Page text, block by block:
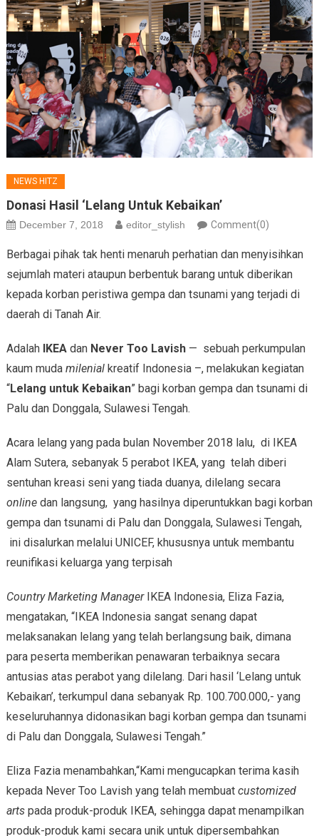
NEWS HITZ
Donasi Hasil ‘Lelang Untuk Kebaikan’
December 7, 2018 editor_stylish Comment(0)
Berbagai pihak tak henti menaruh perhatian dan menyisihkan
sejumlah materi ataupun berbentuk barang untuk diberikan
kepada korban peristiwa gempa dan tsunami yang terjadi di
daerah di Tanah Air.
Adalah IKEA dan Never Too Lavish— sebuah perkumpulan
kaum muda milenial kreatif Indonesia –, melakukan kegiatan
“Lelang untuk Kebaikan” bagi korban gempa dan tsunami di
Palu dan Donggala, Sulawesi Tengah.
Acara lelang yang pada bulan November 2018 lalu, di IKEA
Alam Sutera, sebanyak 5 perabot IKEA, yang telah diberi
sentuhan kreasi seni yang tiada duanya, dilelang secara
onlinedan langsung, yang hasilnya diperuntukkan bagi korban
gempa dan tsunami di Palu dan Donggala, Sulawesi Tengah,
ini disalurkan melalui UNICEF, khususnya untuk membantu
reunifikasi keluarga yang terpisah
Country Marketing ManagerIKEA Indonesia, Eliza Fazia,
mengatakan, “IKEA Indonesia sangat senang dapat
melaksanakan lelang yang telah berlangsung baik, dimana
para peserta memberikan penawaran terbaiknya secara
antusias atas perabot yang dilelang. Dari hasil ‘Lelang untuk
Kebaikan’, terkumpul dana sebanyak Rp. 100.700.000,- yang
keseluruhannya didonasikan bagi korban gempa dan tsunami
di Palu dan Donggala, Sulawesi Tengah.”
Eliza Fazia menambahkan,“Kami mengucapkan terima kasih
kepada Never Too Lavish yang telah membuat customized
artspada produk-produk IKEA, sehingga dapat menampilkan
produk-produk kami secara unik untuk dipersembahkan